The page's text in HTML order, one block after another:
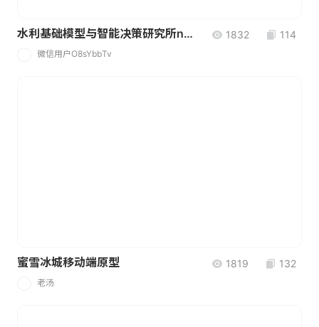
水利基础模型与智能决策研究所new 1832 114
微信用户O8sYbbTv
蜜雪冰城移动端原型 1819 132
老汤